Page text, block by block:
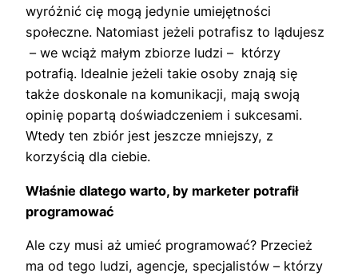
wyróżnić cię mogą jedynie umiejętności
społeczne. Natomiast jeżeli potrafisz to lądujesz
– we wciąż małym zbiorze ludzi – którzy
potrafią. Idealnie jeżeli takie osoby znają się
także doskonale na komunikacji, mają swoją
opinię popartą doświadczeniem i sukcesami.
Wtedy ten zbiór jest jeszcze mniejszy, z
korzyścią dla ciebie.
Właśnie dlatego warto, by marketer potrafił
programować
Ale czy musi aż umieć programować? Przecież
ma od tego ludzi, agencje, specjalistów – którzy